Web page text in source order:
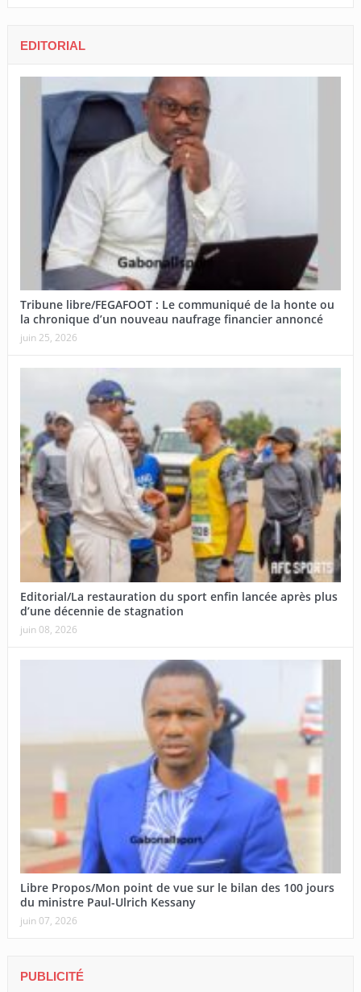
EDITORIAL
Tribune libre/FEGAFOOT : Le communiqué de la honte ou
la chronique d’un nouveau naufrage financier annoncé
juin 25, 2026
Editorial/La restauration du sport enfin lancée après plus
d’une décennie de stagnation
juin 08, 2026
Libre Propos/Mon point de vue sur le bilan des 100 jours
du ministre Paul-Ulrich Kessany
juin 07, 2026
PUBLICITÉ